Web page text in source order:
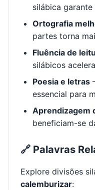
silábica
Ortografia
partes torna
Fluência de
silábicos
Poesia e letras
essencial para
Aprendizagem
beneficiam-se
🔗 Palavras
Explore divisões
calemburizar: